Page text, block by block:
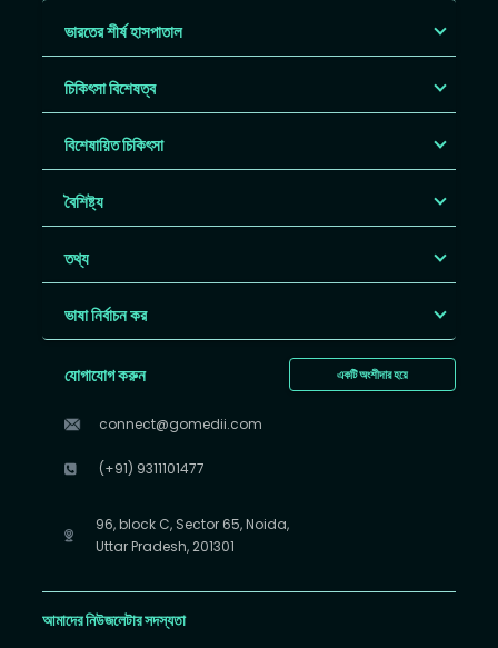
ভারতের শীর্ষ হাসপাতাল
চিকিৎসা বিশেষত্ব
বিশেষায়িত চিকিৎসা
বৈশিষ্ট্য
তথ্য
ভাষা নির্বাচন কর
একটি অংশীদার হয়ে
যোগাযোগ করুন
connect@gomedii.com
(+91) 9311101477
96, block C, Sector 65, Noida,
Uttar Pradesh, 201301
আমাদের নিউজলেটার সদস্যতা